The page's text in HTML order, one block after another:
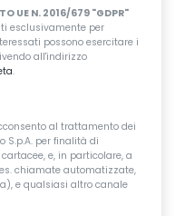
UE N. 2016/679 "GDPR"
esclusivamente per
possono esercitare i
all'indirizzo
.
al trattamento dei
S.p.A. per finalità di
e, in particolare, a
chiamate automatizzate,
e qualsiasi altro canale